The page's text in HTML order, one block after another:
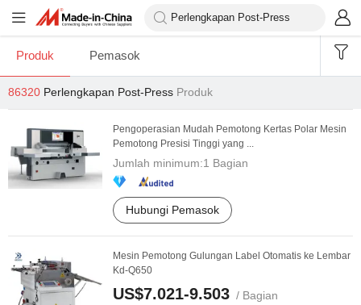
Produk Pemasok
86320 Perlengkapan Post-Press Produk
Pengoperasian Mudah Pemotong Kertas Polar Mesin
Pemotong Presisi Tinggi yang ...
Jumlah minimum:1 Bagian
Hubungi Pemasok
Mesin Pemotong Gulungan Label Otomatis ke Lembar
Kd-Q650
US$7.021-9.503 / Bagian